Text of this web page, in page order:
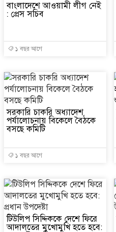
বাংলাদেশে আওয়ামী লীগ নেই
: প্রেস সচিব
১ বছর আগে
সরকারি চাকরি অধ্যাদেশ
পর্যালোচনায় বিকেলে বৈঠকে
বসছে কমিটি
১ বছর আগে
টিউলিপ সিদ্দিককে দেশে ফিরে
আদালতের মুখোমুখি হতে হবে: